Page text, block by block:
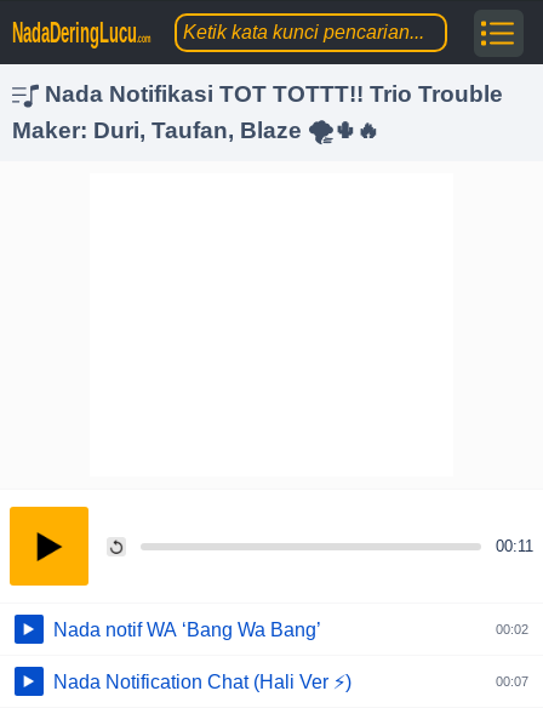
NadaDeringLucu.com
Nada Notifikasi TOT TOTTT!! Trio Trouble
Maker: Duri, Taufan, Blaze 🌪️🌵🔥
00:11
Nada notif WA ‘Bang Wa Bang’ 00:02
Nada Notification Chat (Hali Ver ⚡) 00:07